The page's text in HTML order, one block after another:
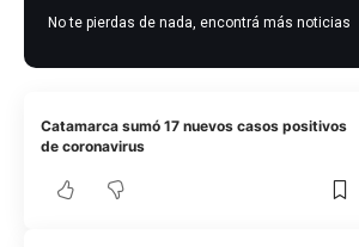
No te pierdas de nada, encontrá más noticias
Catamarca sumó 17 nuevos casos positivos
de coronavirus